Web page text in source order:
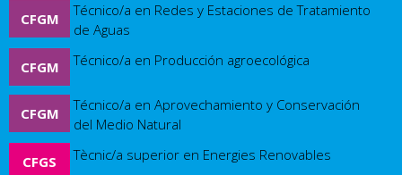
CFGM
Técnico/a en Redes y Estaciones de Tratamiento
de Aguas
CFGM Técnico/a en Producción agroecológica
CFGM
Técnico/a en Aprovechamiento y Conservación
del Medio Natural
CFGS Tècnic/a superior en Energies Renovables